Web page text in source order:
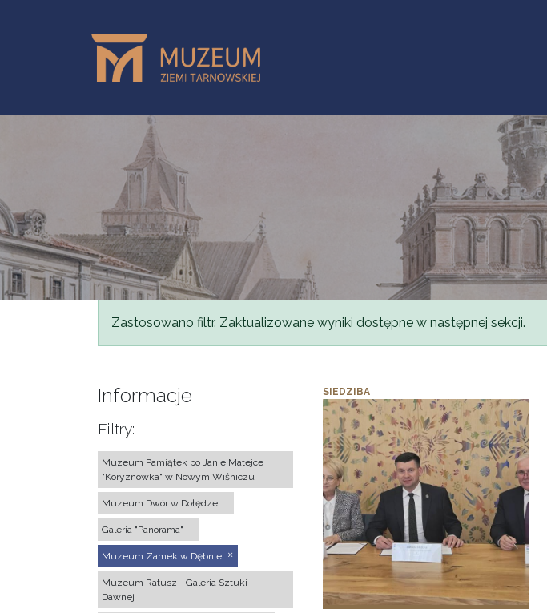
Komunikat
Zastosowano filtr. Zaktualizowane wyniki dostępne w następnej sekcji.
Informacje
Filtry:
Muzeum Pamiątek po Janie Matejce
"Koryznówka" w Nowym Wiśniczu
Muzeum Dwór w Dołędze
Galeria "Panorama"
Muzeum Zamek w Dębnie
Muzeum Ratusz - Galeria Sztuki
Dawnej
SIEDZIBA